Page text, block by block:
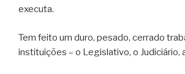
executa.
Tem feito um duro, pesado, cerrado
instituições – o Legislativo, o Judiciário,